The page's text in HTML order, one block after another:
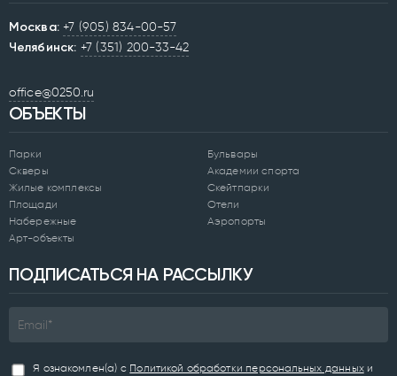
Москва: +7 (905) 834-00-57
Челябинск: +7 (351) 200-33-42
office@0250.ru
ОБЪЕКТЫ
Парки
Скверы
Жилые комплексы
Площади
Набережные
Арт-объекты
Бульвары
Академии спорта
Скейтпарки
Отели
Аэропорты
ПОДПИСАТЬСЯ НА РАССЫЛКУ
Я ознакомлен(а) с Политикой обработки персональных данныхи